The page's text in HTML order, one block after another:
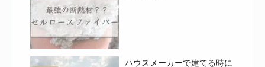
ハウスメーカーで建てる時に